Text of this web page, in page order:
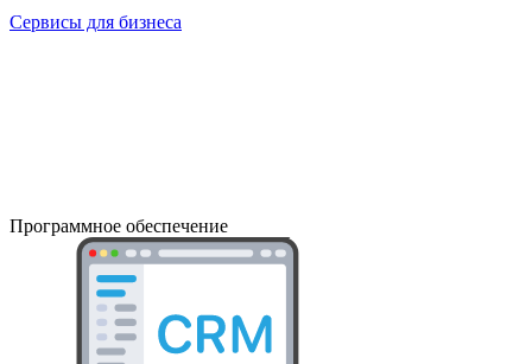
Сервисы для бизнеса
Программное обеспечение